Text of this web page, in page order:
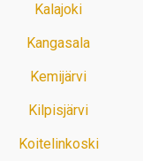
Kalajoki
Kangasala
Kemijärvi
Kilpisjärvi
Koitelinkoski